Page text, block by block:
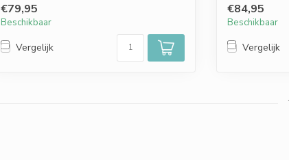
€79,95
Beschikbaar
Vergelijk
€84,95
Beschikbaar
Vergelijk